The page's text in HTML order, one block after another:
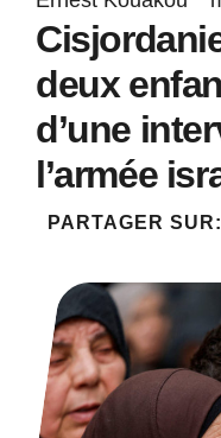
deux
d’une
l’armée
PARTAGER SUR: